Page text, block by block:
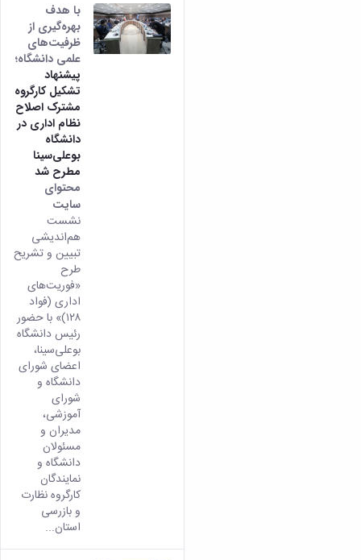
با هدف
بهره‌گیری از
ظرفیت‌های
علمی دانشگاه؛
پیشنهاد
تشکیل کارگروه
مشترک اصلاح
نظام اداری در
دانشگاه
بوعلی‌سینا
مطرح شد
محتوای
سایت
نشست
هم‌اندیشی
تبیین و تشریح
طرح
«فوریت‌های
اداری (فواد
۱۲۸)» با حضور
رئیس دانشگاه
بوعلی‌سینا،
اعضای شورای
دانشگاه و
شورای
آموزشی،
مدیران و
مسئولان
دانشگاه و
نمایندگان
کارگروه نظارت
و بازرسی
استان...